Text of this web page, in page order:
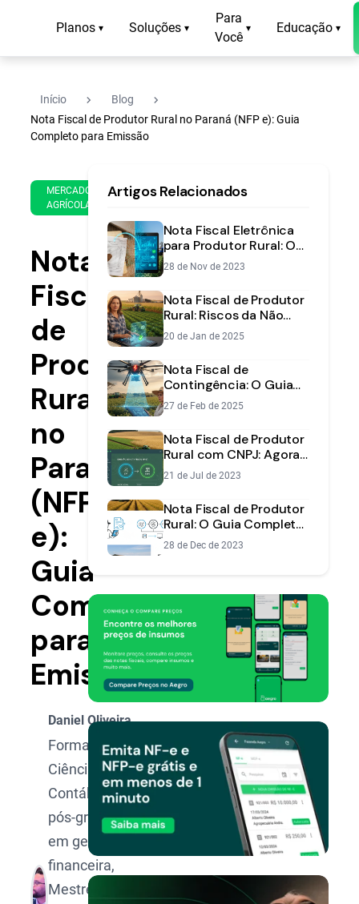
Planos ▾ Soluções ▾
Para
Você
▾ Educação ▾
Início navigate_next Blog navigate_next
Nota Fiscal de Produtor Rural no Paraná (NFP e): Guia
Completo para Emissão
MERCADO
AGRÍCOLA
Apr
2025
min
leitura
Nota
Fiscal
de
Produtor
Rural
no
Paraná
(NFP-
e):
Guia
Completo
para
Emissão
Daniel Oliveira
Formado em
Ciências
Contábeis,
pós-graduado
em gestão
financeira,
Mestre em
Artigos Relacionados
Nota Fiscal Eletrônica
para Produtor Rural: O
Guia Completo para
2025
28 de Nov de 2023
Nota Fiscal de Produtor
Rural: Riscos da Não
Emissão e
Regularização
20 de Jan de 2025
Nota Fiscal de
Contingência: O Guia
Completo para o
Produtor Rural
27 de Feb de 2025
Nota Fiscal de Produtor
Rural com CNPJ: Agora
Você Pode Emitir Pelo
Aegro
21 de Jul de 2023
Nota Fiscal de Produtor
Rural: O Guia Completo
para Emitir Sem Erros
28 de Dec de 2023